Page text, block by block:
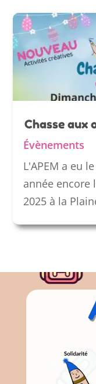
Chasse aux
Évènements
L'APEM a eu
année encore
2025 à la